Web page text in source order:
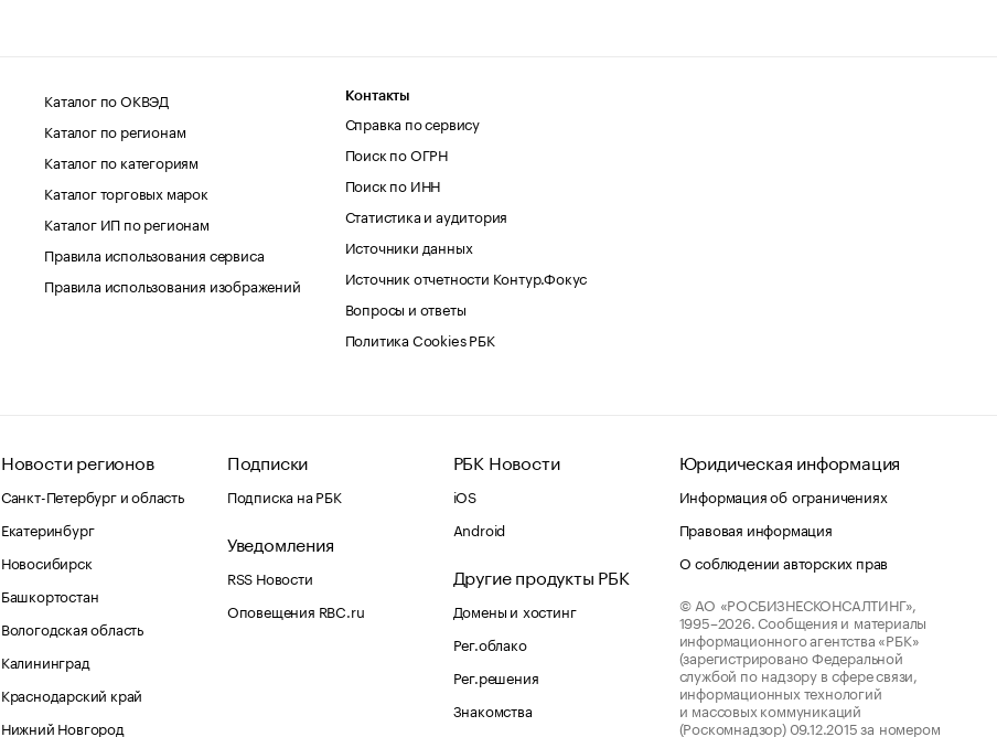
Каталог по ОКВЭД
Каталог по регионам
Каталог по категориям
Каталог торговых марок
Каталог ИП по регионам
Правила использования сервиса
Правила использования изображений
Контакты
Справка по сервису
Поиск по ОГРН
Поиск по ИНН
Статистика и аудитория
Источники данных
Источник отчетности Контур.Фокус
Вопросы и ответы
Политика Cookies РБК
Новости регионов
Санкт-Петербург и область
Екатеринбург
Новосибирск
Башкортостан
Вологодская область
Калининград
Краснодарский край
Нижний Новгород
Подписки
Подписка на РБК
Уведомления
RSS Новости
Оповещения RBC.ru
РБК Новости
iOS
Android
Другие продукты РБК
Домены и хостинг
Рег.облако
Рег.решения
Знакомства
Юридическая информация
Информация об ограничениях
Правовая информация
О соблюдении авторских прав
© АО «РОСБИЗНЕСКОНСАЛТИНГ»,
1995–2026. Сообщения и материалы
информационного агентства «РБК»
(зарегистрировано Федеральной
службой по надзору в сфере связи,
информационных технологий
и массовых коммуникаций
(Роскомнадзор) 09.12.2015 за номером